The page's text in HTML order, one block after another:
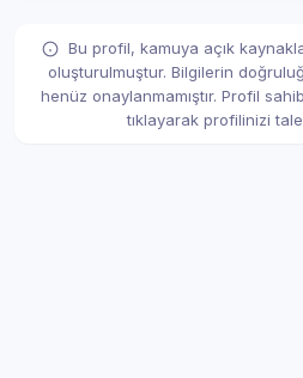
Bu profil, kamuya açık
oluşturulmuştur. Bilgilerin
henüz onaylanmamıştır. Profil
tıklayarak profilinizi